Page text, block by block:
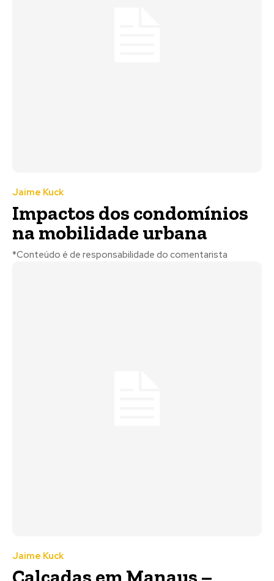
Jaime Kuck
Impactos dos condomínios
na mobilidade urbana
*Conteúdo é de responsabilidade do comentarista
Jaime Kuck